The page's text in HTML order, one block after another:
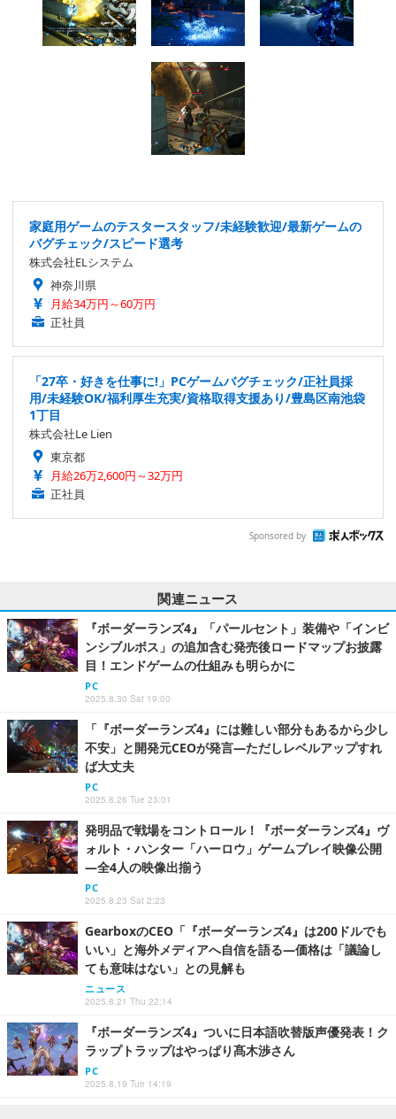
家庭用ゲームのテスタースタッフ/未経験歓迎/最新ゲームの
バグチェック/スピード選考
株式会社ELシステム
神奈川県
月給34万円～60万円
正社員
「27卒・好きを仕事に!」PCゲームバグチェック/正社員採
用/未経験OK/福利厚生充実/資格取得支援あり/豊島区南池袋
1丁目
株式会社Le Lien
東京都
月給26万2,600円～32万円
正社員
Sponsored by
関連ニュース
『ボーダーランズ4』「パールセント」装備や「インビ
ンシブルボス」の追加含む発売後ロードマップお披露
目！エンドゲームの仕組みも明らかに
PC
2025.8.30 Sat 19:00
「『ボーダーランズ4』には難しい部分もあるから少し
不安」と開発元CEOが発言―ただしレベルアップすれ
ば大丈夫
PC
2025.8.26 Tue 23:01
発明品で戦場をコントロール！『ボーダーランズ4』ヴ
ォルト・ハンター「ハーロウ」ゲームプレイ映像公開
―全4人の映像出揃う
PC
2025.8.23 Sat 2:23
GearboxのCEO「『ボーダーランズ4』は200ドルでも
いい」と海外メディアへ自信を語る―価格は「議論し
ても意味はない」との見解も
ニュース
2025.8.21 Thu 22:14
『ボーダーランズ4』ついに日本語吹替版声優発表！ク
ラップトラップはやっぱり髙木渉さん
PC
2025.8.19 Tue 14:19